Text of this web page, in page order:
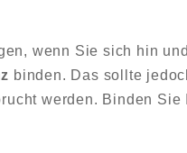
wenn Sie sich hin
binden. Das sollte
werden. Binden